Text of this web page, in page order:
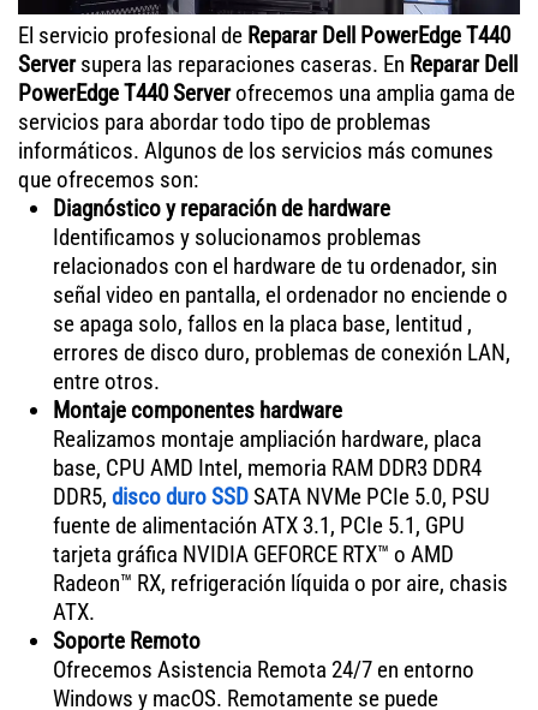
El servicio profesional de Reparar Dell PowerEdge T440
Serversupera las reparaciones caseras. En Reparar Dell
PowerEdge T440 Serverofrecemos una amplia gama de
servicios para abordar todo tipo de problemas
informáticos. Algunos de los servicios más comunes
que ofrecemos son:
Diagnóstico y reparación de hardware
Identificamos y solucionamos problemas
relacionados con el hardware de tu ordenador, sin
señal video en pantalla, el ordenador no enciende o
se apaga solo, fallos en la placa base, lentitud ,
errores de disco duro, problemas de conexión LAN,
entre otros.
Montaje componentes hardware
Realizamos montaje ampliación hardware, placa
base, CPU AMD Intel, memoria RAM DDR3 DDR4
DDR5, disco duro SSDSATA NVMe PCIe 5.0, PSU
fuente de alimentación ATX 3.1, PCIe 5.1, GPU
tarjeta gráfica NVIDIA GEFORCE RTX™ o AMD
Radeon™ RX, refrigeración líquida o por aire, chasis
ATX.
Soporte Remoto
Ofrecemos Asistencia Remota 24/7 en entorno
Windows y macOS. Remotamente se puede